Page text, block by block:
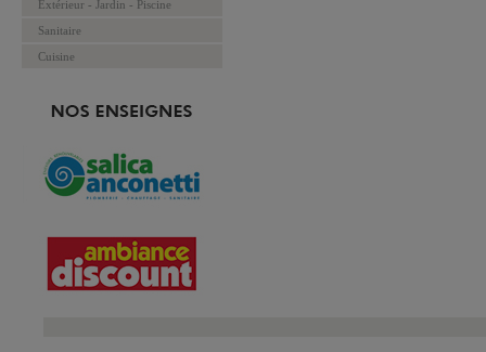
Extérieur - Jardin - Piscine
Sanitaire
Cuisine